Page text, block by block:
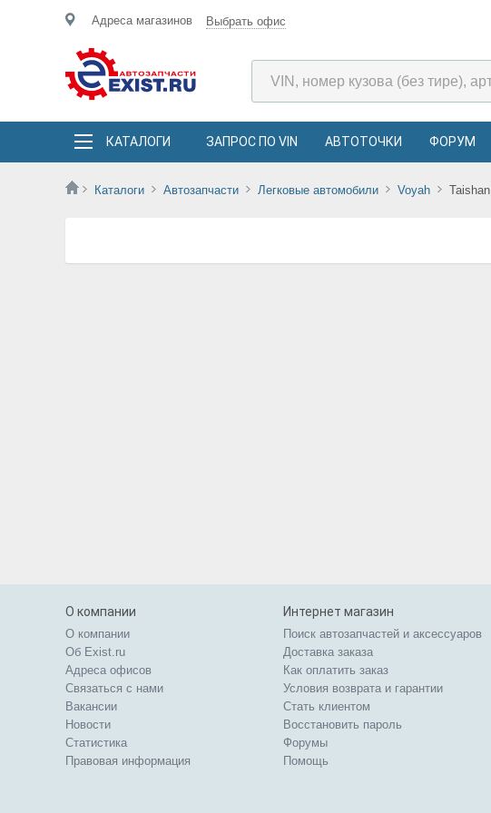
Адреса магазинов Выбрать офис
КАТАЛОГИ ЗАПРОС ПО VIN АВТОТОЧКИ ФОРУМ
Каталоги Автозапчасти Легковые автомобили Voyah Taishan
О компании
О компании
Об Exist.ru
Адреса офисов
Связаться с нами
Вакансии
Новости
Статистика
Правовая информация
Интернет магазин
Поиск автозапчастей и аксессуаров
Доставка заказа
Как оплатить заказ
Условия возврата и гарантии
Стать клиентом
Восстановить пароль
Форумы
Помощь